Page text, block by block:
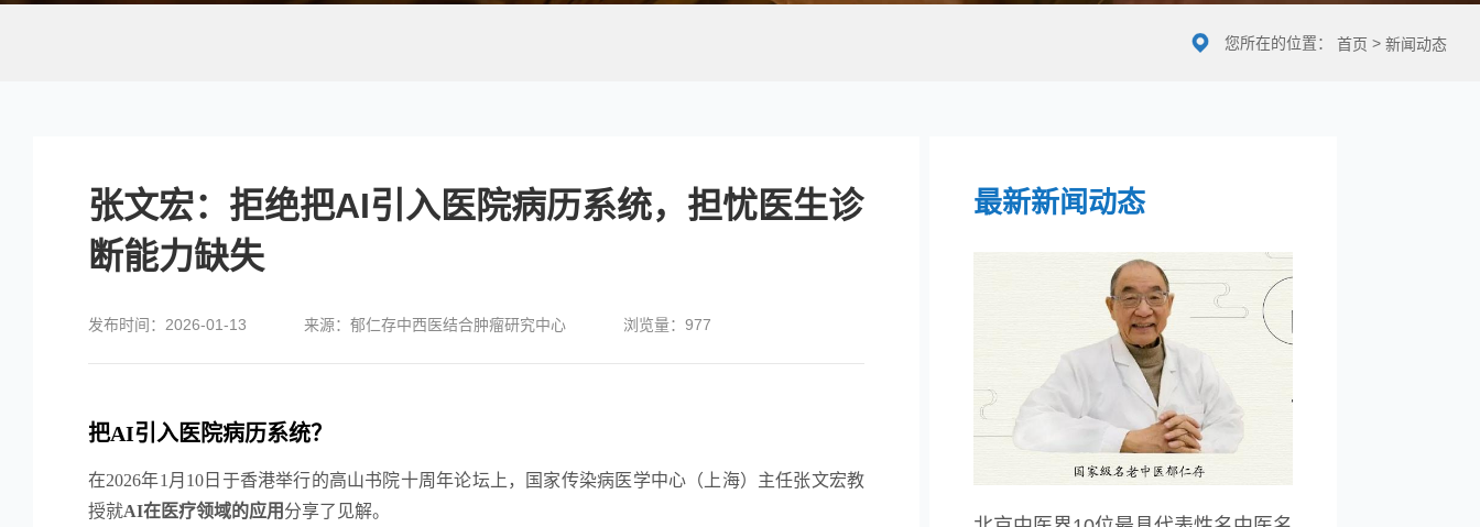
您所在的位置： 首页 > 新闻动态
张文宏：拒绝把AI引入医院病历系统，担忧医生诊
断能力缺失
发布时间：2026-01-13 来源：郁仁存中西医结合肿瘤研究中心 浏览量： 977
把AI引入医院病历系统？
在2026年1月10日于香港举行的高山书院十周年论坛上，国家传染病医学中心（上海）主任张文宏教
授就AI在医疗领域的应用 分享了见解。
最新新闻动态